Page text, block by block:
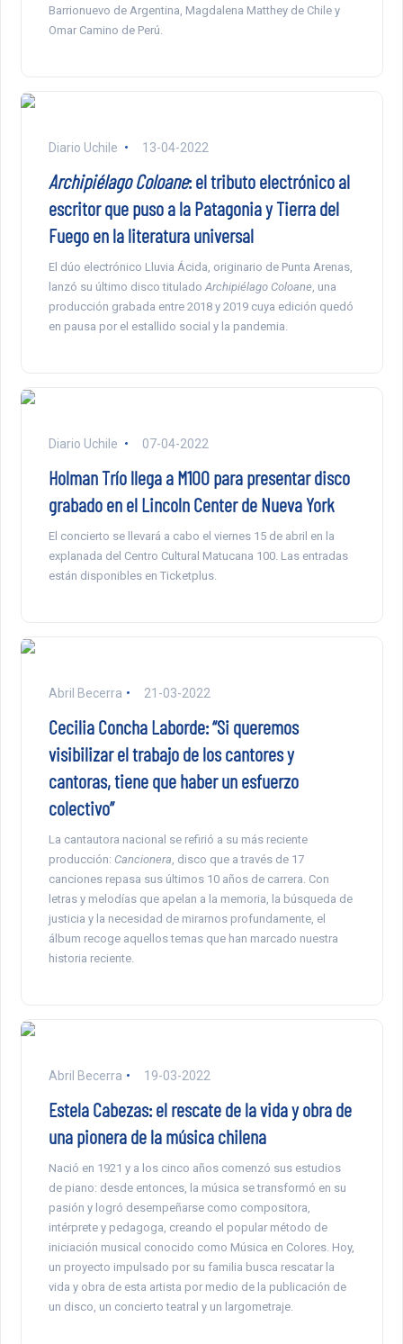
Barrionuevo de Argentina, Magdalena Matthey de Chile y
Omar Camino de Perú.
Diario Uchile 13-04-2022
Archipiélago Coloane: el tributo electrónico al
escritor que puso a la Patagonia y Tierra del
Fuego en la literatura universal
El dúo electrónico Lluvia Ácida, originario de Punta Arenas,
lanzó su último disco titulado Archipiélago Coloane , una
producción grabada entre 2018 y 2019 cuya edición quedó
en pausa por el estallido social y la pandemia.
Diario Uchile 07-04-2022
Holman Trío llega a M100 para presentar disco
grabado en el Lincoln Center de Nueva York
El concierto se llevará a cabo el viernes 15 de abril en la
explanada del Centro Cultural Matucana 100. Las entradas
están disponibles en Ticketplus.
Abril Becerra 21-03-2022
Cecilia Concha Laborde: “Si queremos
visibilizar el trabajo de los cantores y
cantoras, tiene que haber un esfuerzo
colectivo”
La cantautora nacional se refirió a su más reciente
producción: Cancionera , disco que a través de 17
canciones repasa sus últimos 10 años de carrera. Con
letras y melodías que apelan a la memoria, la búsqueda de
justicia y la necesidad de mirarnos profundamente, el
álbum recoge aquellos temas que han marcado nuestra
historia reciente.
Abril Becerra 19-03-2022
Estela Cabezas: el rescate de la vida y obra de
una pionera de la música chilena
Nació en 1921 y a los cinco años comenzó sus estudios
de piano: desde entonces, la música se transformó en su
pasión y logró desempeñarse como compositora,
intérprete y pedagoga, creando el popular método de
iniciación musical conocido como Música en Colores. Hoy,
un proyecto impulsado por su familia busca rescatar la
vida y obra de esta artista por medio de la publicación de
un disco, un concierto teatral y un largometraje.